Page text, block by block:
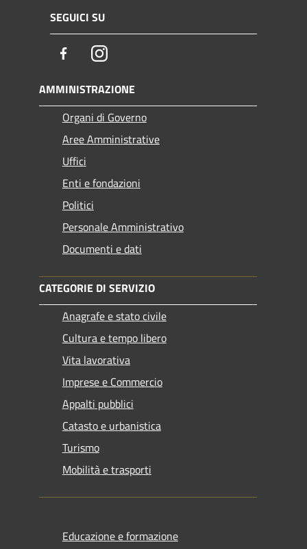
SEGUICI SU
FacebookInstagram
AMMINISTRAZIONE
Organi di Governo
Aree Amministrative
Uffici
Enti e fondazioni
Politici
Personale Amministrativo
Documenti e dati
CATEGORIE DI SERVIZIO
Anagrafe e stato civile
Cultura e tempo libero
Vita lavorativa
Imprese e Commercio
Appalti pubblici
Catasto e urbanistica
Turismo
Mobilità e trasporti
Educazione e formazione